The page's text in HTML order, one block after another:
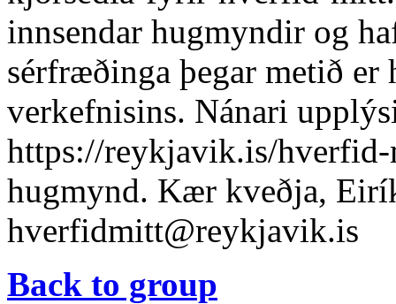
innsendar hugmyndir og
sérfræðinga þegar metið
verkefnisins. Nánari
https://reykjavik.is/
hugmynd. Kær kveðja,
hverfidmitt@reykjavik.is
Back to group